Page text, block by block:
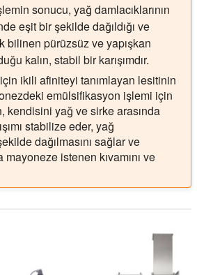
sonucu, yağ damlacıklarının
eşit bir şekilde dağıldığı ve
bilinen pürüzsüz ve yapışkan
kalın, stabil bir karışımdır.
ikili afiniteyi tanımlayan lesitinin
emülsifikasyon işlemi için
kendisini yağ ve sirke arasında
stabilize eder, yağ
dağılmasını sağlar ve
mayoneze istenen kıvamını ve